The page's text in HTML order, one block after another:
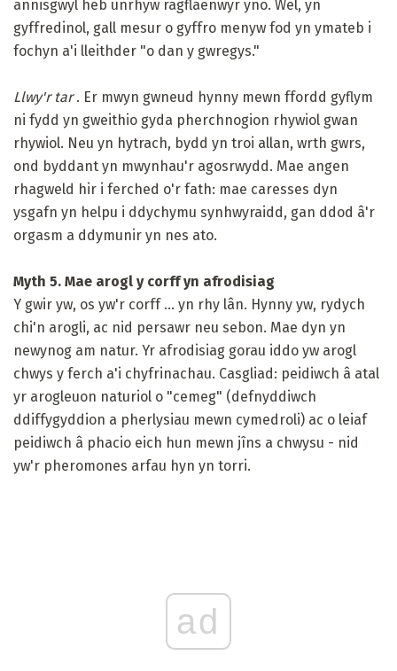
annisgwyl heb unrhyw ragflaenwyr yno. Wel, yn
gyffredinol, gall mesur o gyffro menyw fod yn ymateb i
fochyn a'i lleithder "o dan y gwregys."
Llwy'r tar. Er mwyn gwneud hynny mewn ffordd gyflym
ni fydd yn gweithio gyda pherchnogion rhywiol gwan
rhywiol. Neu yn hytrach, bydd yn troi allan, wrth gwrs,
ond byddant yn mwynhau'r agosrwydd. Mae angen
rhagweld hir i ferched o'r fath: mae caresses dyn
ysgafn yn helpu i ddychymu synhwyraidd, gan ddod â'r
orgasm a ddymunir yn nes ato.
Myth 5. Mae arogl y corff yn afrodisiag
Y gwir yw, os yw'r corff ... yn rhy lân. Hynny yw, rydych
chi'n arogli, ac nid persawr neu sebon. Mae dyn yn
newynog am natur. Yr afrodisiag gorau iddo yw arogl
chwys y ferch a'i chyfrinachau. Casgliad: peidiwch â atal
yr arogleuon naturiol o "cemeg" (defnyddiwch
ddiffygyddion a pherlysiau mewn cymedroli) ac o leiaf
peidiwch â phacio eich hun mewn jîns a chwysu - nid
yw'r pheromones arfau hyn yn torri.
ad